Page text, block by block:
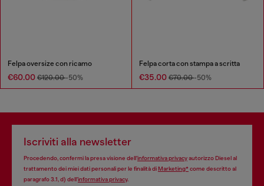
Felpa oversize con ricamo
€60.00 €120.00-50%
Felpa corta con stampa a scritta
€35.00 €70.00-50%
Iscriviti alla newsletter
Procedendo, confermi la presa visione dell’informativa privacyautorizzo Diesel al
trattamento dei miei dati personali per le finalità diMarketing*come descritto al
paragrafo 3.1, d) dell’informativa privacy.